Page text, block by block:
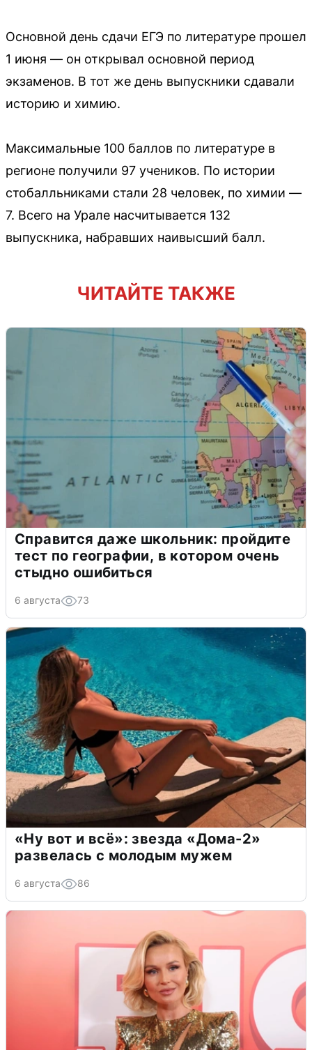
Основной день сдачи ЕГЭ по литературе прошел
1 июня — он открывал основной период
экзаменов. В тот же день выпускники сдавали
историю и химию.
Максимальные 100 баллов по литературе в
регионе получили 97 учеников. По истории
стобалльниками стали 28 человек, по химии —
7. Всего на Урале насчитывается 132
выпускника, набравших наивысший балл.
ЧИТАЙТЕ ТАКЖЕ
Справится даже школьник: пройдите
тест по географии, в котором очень
стыдно ошибиться
6 августа 73
«Ну вот и всё»: звезда «Дома-2»
развелась с молодым мужем
6 августа 86